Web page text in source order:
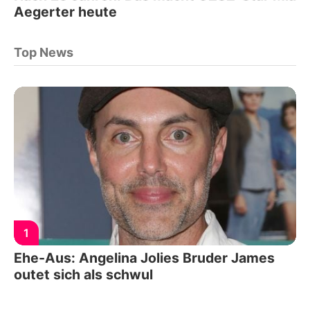
Aegerter heute
Top News
1
Ehe-Aus: Angelina Jolies Bruder James
outet sich als schwul